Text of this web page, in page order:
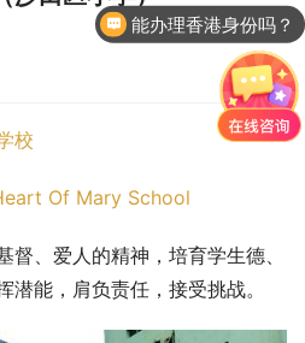
校
Of Mary School
督、爱人的精神，培育学生德、
潜能，肩负责任，接受挑战。
能办理香港身份吗？